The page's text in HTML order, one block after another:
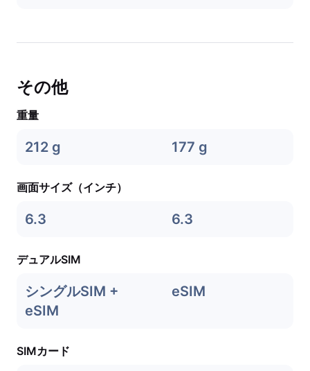
その他
重量
212 g 177 g
画面サイズ（インチ）
6.3 6.3
デュアルSIM
シングルSIM +
eSIM
eSIM
SIMカード